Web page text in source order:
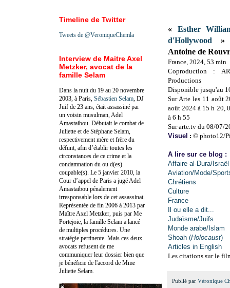
« Esther
d'Hollywood »
Antoine de
France, 2024, 53 min
Coproduction :
Productions
Disponible jusqu'au
Sur Arte les 11 août
août 2024 à 15 h 20,
à 6 h 55
Sur arte.tv du 08/07/
Visuel : © photo12/
A lire sur ce blog :
Affaire al-Dura/Israël
Aviation/Mode/
Chrétiens
Culture
France
Il ou elle a dit...
Judaïsme/Juifs
Monde arabe/Islam
Shoah (Holocaust)
Articles in English
Les citations sur le
Publié par Véronique
Timeline de Twitter
Tweets de @VeroniqueChemla
Interview de Maitre Axel
Metzker, avocat de la
famille Selam
Dans la nuit du 19 au 20 novembre
2003, à Paris, Sébastien Selam , DJ
Juif de 23 ans, était assassiné par
un voisin musulman, Adel
Amastaibou. Débutait le combat de
Juliette et de Stéphane Selam,
respectivement mère et frère du
défunt, afin d’établir toutes les
circonstances de ce crime et la
condamnation du ou d(es)
coupable(s). Le 5 janvier 2010, la
Cour d’appel de Paris a jugé Adel
Amastaibou pénalement
irresponsable lors de cet assassinat.
Représentée de fin 2006 à 2013 par
Maître Axel Metzker, puis par Me
Portejoie, la famille Selam a lancé
de multiples procédures. Une
stratégie pertinente. Mais ces deux
avocats refusent de me
communiquer leur dossier bien que
je bénéficie de l'accord de Mme
Juliette Selam.